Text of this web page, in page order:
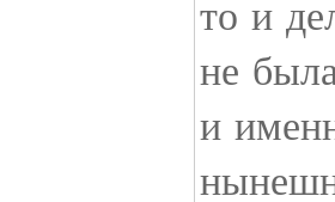
то и
не
и